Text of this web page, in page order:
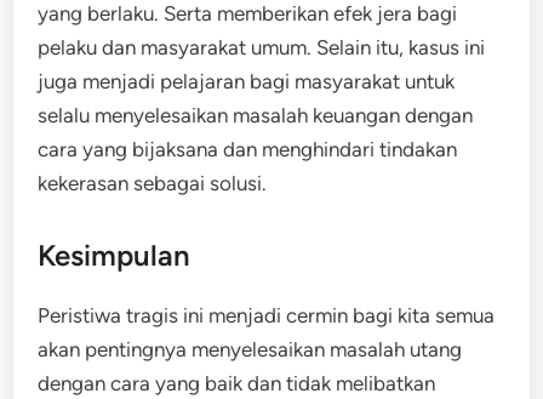
yang berlaku. Serta memberikan efek jera bagi
pelaku dan masyarakat umum. Selain itu, kasus ini
juga menjadi pelajaran bagi masyarakat untuk
selalu menyelesaikan masalah keuangan dengan
cara yang bijaksana dan menghindari tindakan
kekerasan sebagai solusi.
Kesimpulan
Peristiwa tragis ini menjadi cermin bagi kita semua
akan pentingnya menyelesaikan masalah utang
dengan cara yang baik dan tidak melibatkan